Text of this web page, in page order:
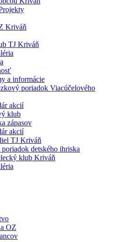
Kriváň
TJ Kriváň
a informácie
poriadok Viacúčelového
akcií
klub
zápasov
akcií
TJ Kriváň
detského ihriska
klub Kriváň
OZ